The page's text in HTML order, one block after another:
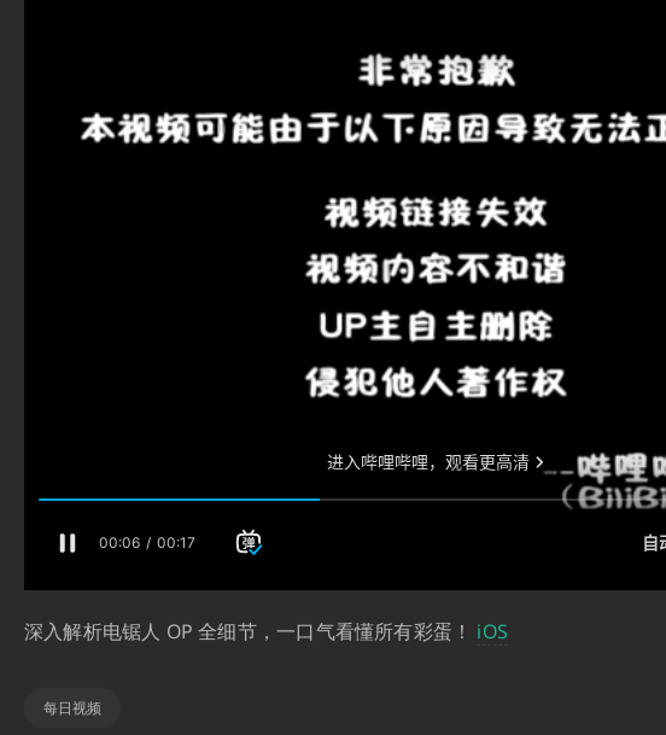
深入解析电锯人 OP 全细节，一口气看懂所有彩蛋！ iOS
每日视频